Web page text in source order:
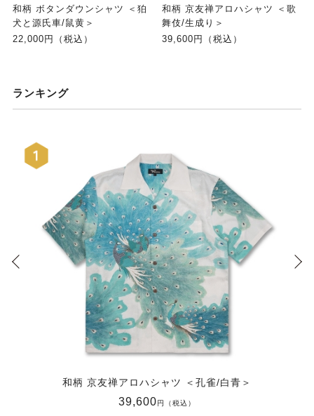
和柄 ボタンダウンシャツ ＜狛
犬と源氏車/鼠黄＞
22,000円（税込）
和柄 京友禅アロハシャツ ＜歌
舞伎/生成り＞
39,600円（税込）
ランキング
和柄 京友禅アロハシャツ ＜孔雀/白青＞
39,600円（税込）